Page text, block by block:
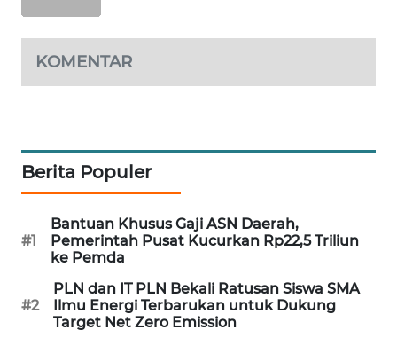
KOMENTAR
Berita Populer
#1
Bantuan Khusus Gaji ASN Daerah,
Pemerintah Pusat Kucurkan Rp22,5 Triliun
ke Pemda
#2
PLN dan IT PLN Bekali Ratusan Siswa SMA
Ilmu Energi Terbarukan untuk Dukung
Target Net Zero Emission
NEWS
CILEUNGSI
NEWS
NEWS
BERAMPU
NEWS
ANUGERAH
NEWS
AKHLAK